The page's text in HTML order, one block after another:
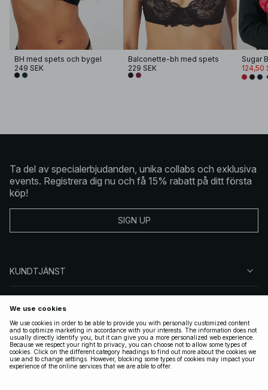
BH med spets och bygel
249 SEK
Balconette-bh med spets
229 SEK
Sugar
124,50
Ta del av specialerbjudanden, unika collabs och exklusiva
events. Registrera dig nu och få 15% rabatt på ditt första
köp!
SIGN UP
KUNDTJÄNST
FÖLJ OSS
JURIDISKT